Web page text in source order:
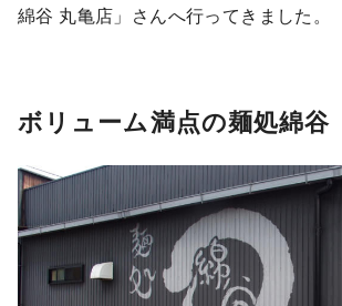
綿谷 丸亀店」さんへ行ってきました。
ボリューム満点の麺処綿谷